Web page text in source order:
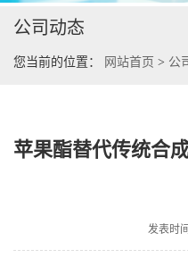
公司动态
公司动态
您当前的位置： 网站首页 > 公
苹果酯替代传统合
发表时